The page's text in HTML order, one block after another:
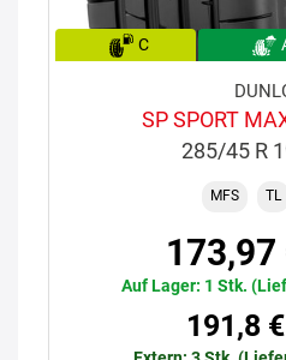
C
SP SPORT
285/45 R
MFS TL
173,97
Auf Lager: 1 Stk.
191,8 €